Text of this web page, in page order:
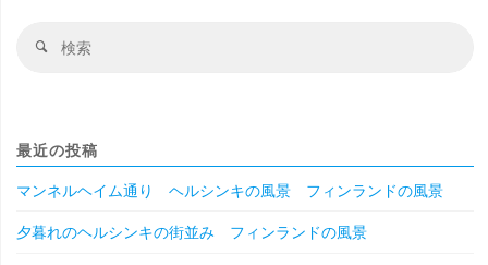
検
最近の投稿
マンネルヘイム通り ヘルシンキの風景 フィンランドの風景
夕暮れのヘルシンキの街並み フィンランドの風景